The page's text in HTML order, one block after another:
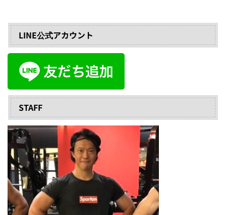
LINE公式アカウント
STAFF